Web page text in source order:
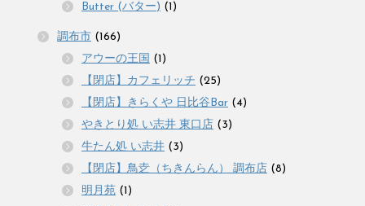
Butter (バター) (1)
調布市 (166)
アウーの王国 (1)
【閉店】カフェリッチ (25)
【閉店】きらくや 日比谷Bar (4)
やきとり処 い志井 東口店 (3)
牛たん処 い志井 (3)
【閉店】鳥赱（ちきんらん） 調布店 (8)
明月苑 (1)